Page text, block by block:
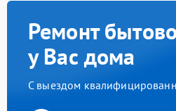
Ремонт
у Вас дома
С выездом